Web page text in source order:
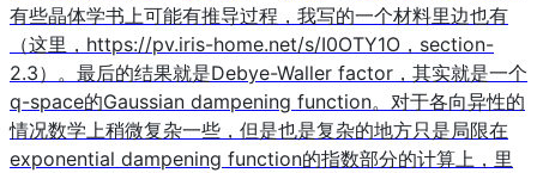
有些晶体学书上可能有推导过程，我写的一个材料里边也有
（这里，https://pv.iris-home.net/s/I0OTY1O，section-
2.3）。最后的结果就是Debye-Waller factor，其实就是一个
q-space的Gaussian dampening function。对于各向异性的
情况数学上稍微复杂一些，但是也是复杂的地方只是局限在
exponential dampening function的指数部分的计算上，里